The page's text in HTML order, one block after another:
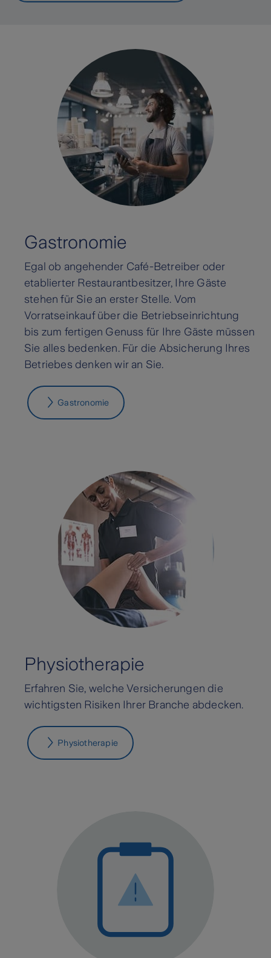
Gastronomie
Egal ob angehender Café-Betreiber oder
etablierter Restaurantbesitzer, Ihre Gäste
stehen für Sie an erster Stelle. Vom
Vorratseinkauf über die Betriebseinrichtung
bis zum fertigen Genuss für Ihre Gäste müssen
Sie alles bedenken. Für die Absicherung Ihres
Betriebes denken wir an Sie.
Gastronomie
Physiotherapie
Erfahren Sie, welche Versicherungen die
wichtigsten Risiken Ihrer Branche abdecken.
Physiotherapie